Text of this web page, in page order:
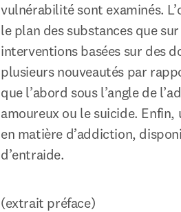
vulnérabilité sont examinés.
le plan des substances que
interventions basées sur des
plusieurs nouveautés par
que l’abord sous l’angle de
amoureux ou le suicide.
en matière d’addiction,
d’entraide.
(extrait préface)